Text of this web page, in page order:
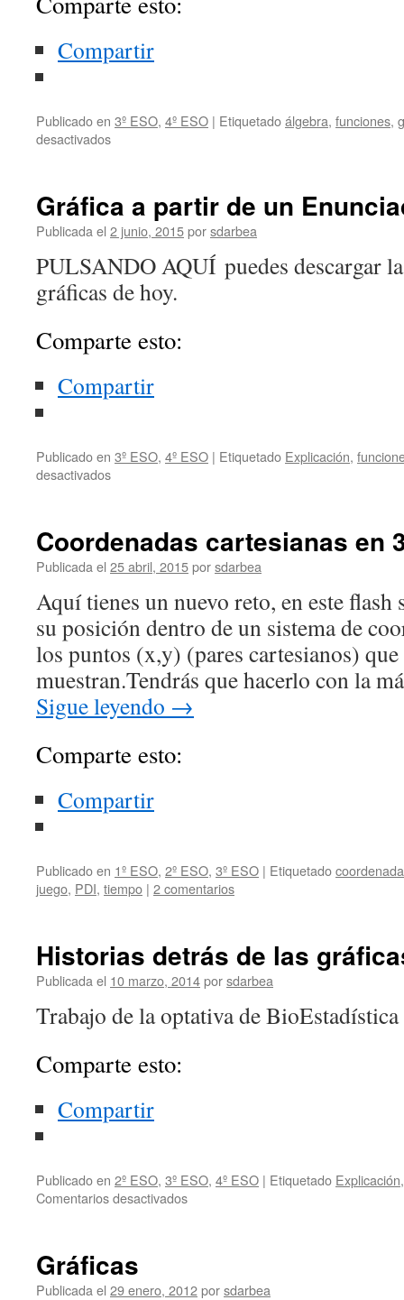
Compartir
Publicado en 3º ESO, 4º ESO | Etiquetadoálgebra, funciones,
desactivadosen
Gráfica a partir de un
Publicada el 2 junio, 2015porsdarbea
PULSANDO AQUÍ puedes descargar
gráficas de hoy.
Comparte esto:
Compartir
Publicado en 3º ESO, 4º ESO | Etiquetado Explicación,
desactivadosen
de
un
Coordenadas cartesianas en
Publicada el 25 abril, 2015porsdarbea
Aquí tienes un nuevo reto, en este flash
su posición dentro de un sistema de
los puntos (x,y) (pares cartesianos) que
muestran.Tendrás que hacerlo con la
Sigue leyendo →
Comparte esto:
Compartir
Publicado en 1º ESO, 2º ESO, 3º ESO | Etiquetado
juego, PDI, tiempo | 2 comentarios
Historias detrás de las
Publicada el 10 marzo, 2014porsdarbea
Trabajo de la optativa de BioEstadística
Comparte esto:
Compartir
Publicado en 2º ESO, 3º ESO, 4º ESO | Etiquetado Explicación
Comentarios desactivadosen
gráficas
Gráficas
Publicada el 29 enero, 2012porsdarbea